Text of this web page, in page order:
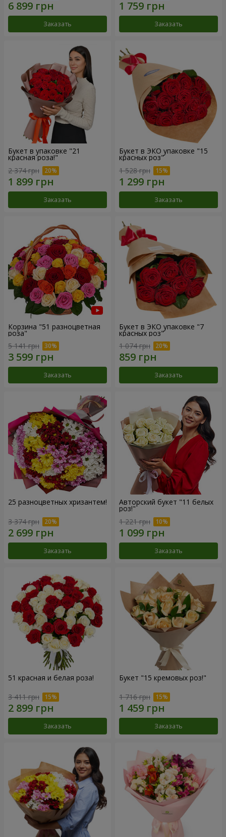
Заказать Заказать
Букет в упаковке "21
красная роза!"
2 374 грн
Заказать
Букет в ЭКО упаковке "15
красных роз"
1 528 грн
Заказать
Корзина "51 разноцветная
роза"
5 141 грн
Заказать
Букет в ЭКО упаковке "7
красных роз"
1 074 грн
Заказать
25 разноцветных хризантем!
3 374 грн
Заказать
Авторский букет "11 белых
роз!"
1 221 грн
Заказать
51 красная и белая роза!
3 411 грн
Заказать
Букет "15 кремовых роз!"
1 716 грн
Заказать